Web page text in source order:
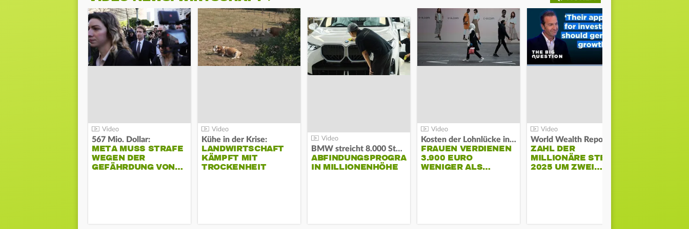
567 Mio. Dollar:
META MUSS STRAFE
WEGEN DER
GEFÄHRDUNG VON…
Kühe in der Krise:
LANDWIRTSCHAFT
KÄMPFT MIT
TROCKENHEIT
BMW streicht 8.000 Stellen:
ABFINDUNGSPROGRAMM
IN MILLIONENHÖHE
Kosten der Lohnlücke in der EU:
FRAUEN VERDIENEN
3.900 EURO
WENIGER ALS…
World Wealth Report:
ZAHL DER
MILLIONÄRE STEIGT
2025 UM ZWEI…